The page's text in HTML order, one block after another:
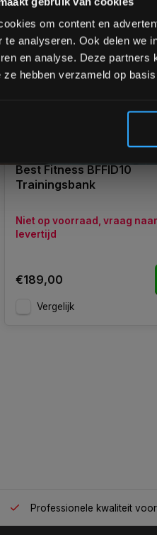
om content en
te analyseren. Ook delen we
en analyse. Deze partners
ze hebben verzameld op
Best Fitness BFFID10
Trainingsbank
Niet op voorraad, vraag
levertijd
€189,00
Vergelijk
Professionele kwaliteit